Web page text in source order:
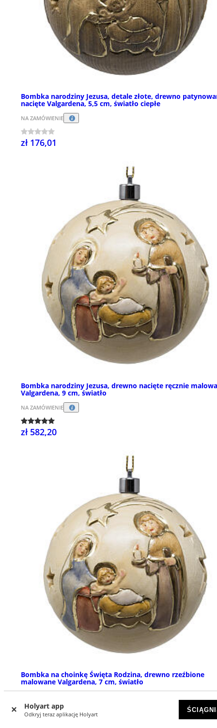
Holyart app
Odkryj teraz aplikację Holyart
Bombka narodziny Jezusa, detale złote, drewno
nacięte Valgardena, 5,5 cm, światło ciepłe
NA ZAMÓWIENIE
zł 176,01
Bombka narodziny Jezusa, drewno nacięte ręcznie
Valgardena, 9 cm, światło
NA ZAMÓWIENIE
zł 582,20
Bombka na choinkę Święta Rodzina, drewno rzeźbione
malowane Valgardena, 7 cm, światło
zł 482,91